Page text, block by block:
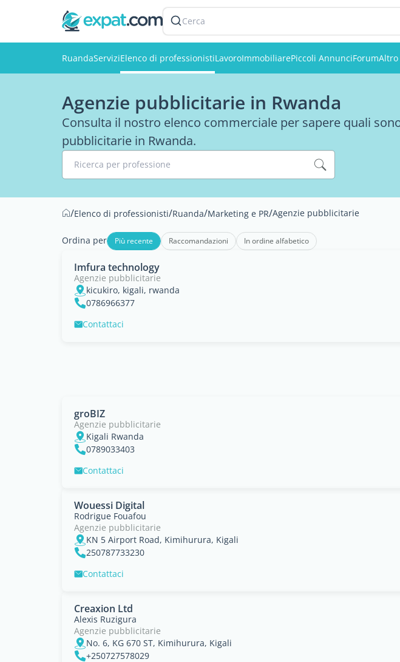
Cerca
RuandaServiziElenco di professionistiLavoroImmobiliarePiccoli AnnunciForumAltro
Agenzie pubblicitarie in Rwanda
Consulta il nostro elenco commerciale per sapere quali
pubblicitarie in Rwanda.
Ricerca per professione
/Elenco di professionisti/Ruanda/Marketing e PR/Agenzie pubblicitarie
Ordina per Più recente Raccomandazioni In ordine alfabetico
Imfura technology
Agenzie pubblicitarie
kicukiro, kigali, rwanda
0786966377
Contattaci
groBIZ
Agenzie pubblicitarie
Kigali Rwanda
0789033403
Contattaci
Wouessi Digital
Rodrigue Fouafou
Agenzie pubblicitarie
KN 5 Airport Road, Kimihurura, Kigali
250787733230
Contattaci
Creaxion Ltd
Alexis Ruzigura
Agenzie pubblicitarie
No. 6, KG 670 ST, Kimihurura, Kigali
+250727578029